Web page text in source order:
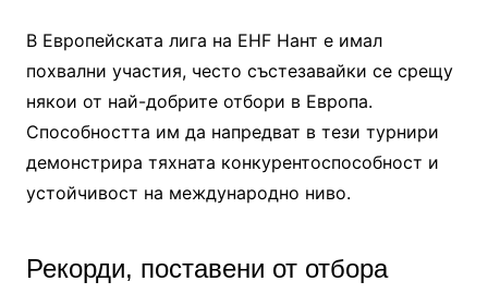
В Европейската лига на EHF Нант е имал
похвални участия, често състезавайки се срещу
някои от най-добрите отбори в Европа.
Способността им да напредват в тези турнири
демонстрира тяхната конкурентоспособност и
устойчивост на международно ниво.
Рекорди, поставени от отбора